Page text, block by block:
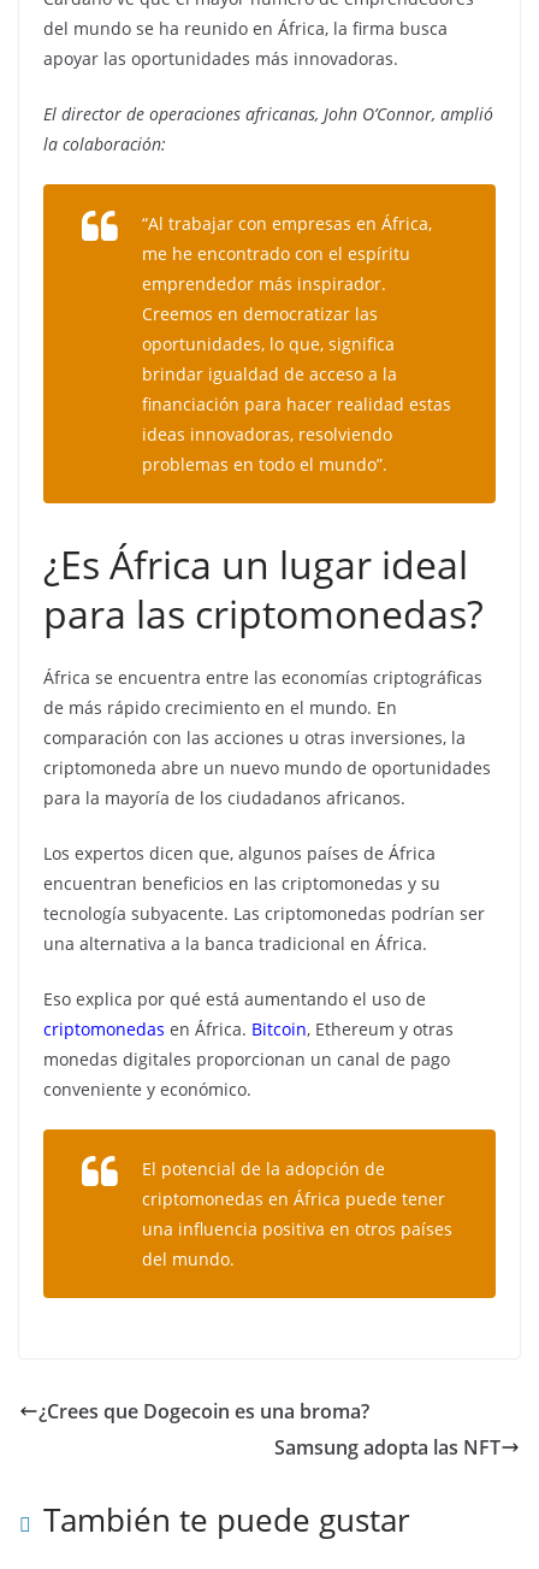
del mundo se ha reunido en África, la firma busca
apoyar las oportunidades más innovadoras.
El director de operaciones africanas, John O’Connor, amplió
la colaboración:
“Al trabajar con empresas en África,
me he encontrado con el espíritu
emprendedor más inspirador.
Creemos en democratizar las
oportunidades, lo que, significa
brindar igualdad de acceso a la
financiación para hacer realidad estas
ideas innovadoras, resolviendo
problemas en todo el mundo”.
¿Es África un lugar ideal
para las criptomonedas?
África se encuentra entre las economías criptográficas
de más rápido crecimiento en el mundo. En
comparación con las acciones u otras inversiones, la
criptomoneda abre un nuevo mundo de oportunidades
para la mayoría de los ciudadanos africanos.
Los expertos dicen que, algunos países de África
encuentran beneficios en las criptomonedas y su
tecnología subyacente. Las criptomonedas podrían ser
una alternativa a la banca tradicional en África.
Eso explica por qué está aumentando el uso de
criptomonedas en África. Bitcoin, Ethereum y otras
monedas digitales proporcionan un canal de pago
conveniente y económico.
El potencial de la adopción de
criptomonedas en África puede tener
una influencia positiva en otros países
del mundo.
¿Crees que Dogecoin es una broma?
Samsung adopta las NFT
También te puede gustar